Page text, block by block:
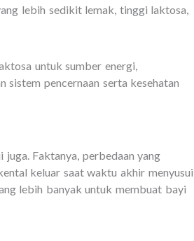
lebih sedikit lemak, tinggi laktosa,
untuk sumber energi,
sistem pencernaan serta kesehatan
Faktanya, perbedaan yang
keluar saat waktu akhir menyusui
lebih banyak untuk membuat bayi